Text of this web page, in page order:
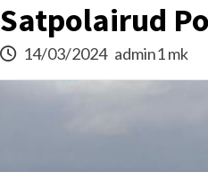
Satpolairud
14/03/2024 admin1 mk